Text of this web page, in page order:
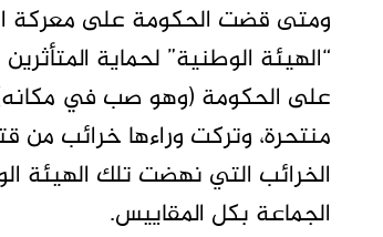
ومتى قضت الحكومة على معركة
“الهيئة الوطنية” لحماية
على الحكومة (وهو صب في مكانه)
منتحرة، وتركت وراءها خرائب
الخرائب التي نهضت تلك الهيئة
الجماعة بكل المقاييس.